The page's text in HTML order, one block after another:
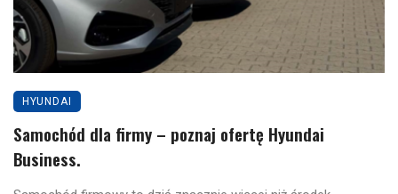
HYUNDAI
Samochód dla firmy – poznaj ofertę Hyundai
Business.